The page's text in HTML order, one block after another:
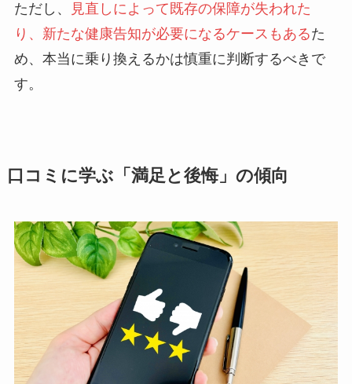
ただし、
見直しによって既存の保障が失われた
り、新たな健康告知が必要になるケースもあるた
め、本当に乗り換えるかは慎重に判断するべきで
す。
口コミに学ぶ「満足と後悔」の傾向